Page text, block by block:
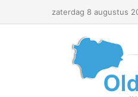
zaterdag 8 augustus